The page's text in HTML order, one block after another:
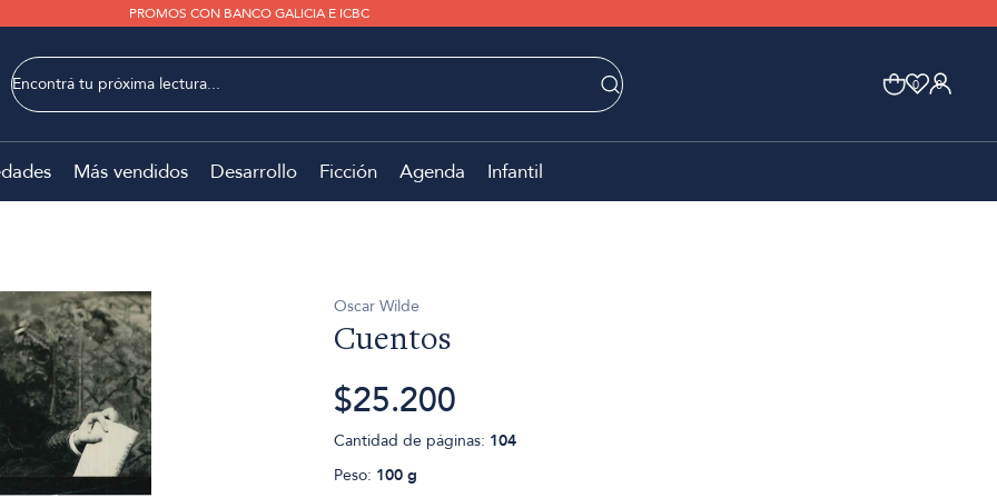
PROMOS CON BANCO GALICIA E ICBC
0 0
Más vendidos Desarrollo Ficción Agenda Infantil
Oscar Wilde
Cuentos
$25.200
Cantidad de páginas: 104
Peso: 100 g